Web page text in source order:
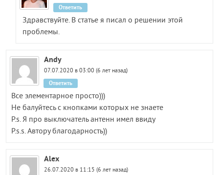
Здравствуйте. В статье я писал о решении этой
проблемы.
Ответить
Andy
07.07.2020 в 03:00 (6 лет назад)
Все элементарное просто)))
Не балуйтесь с кнопками которых не знаете
P.s. Я про выключатель антенн имел ввиду
P.s.s. Автору благодарность))
Ответить
Alex
26.07.2020 в 11:15 (6 лет назад)